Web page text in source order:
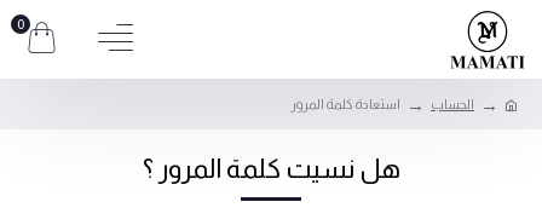
0
الحساب استعادة كلمة المرور
هل نسيت كلمة المرور ؟